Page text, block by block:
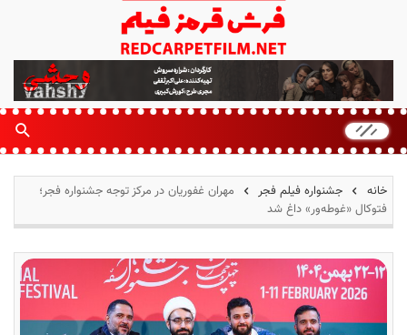
ر
ش
ر
م
ز
خانه جشنواره فیلم فجر
مهران غفوریان در مرکز توجه جشنواره فجر؛
فتوکال «غوطه‌ور» داغ شد